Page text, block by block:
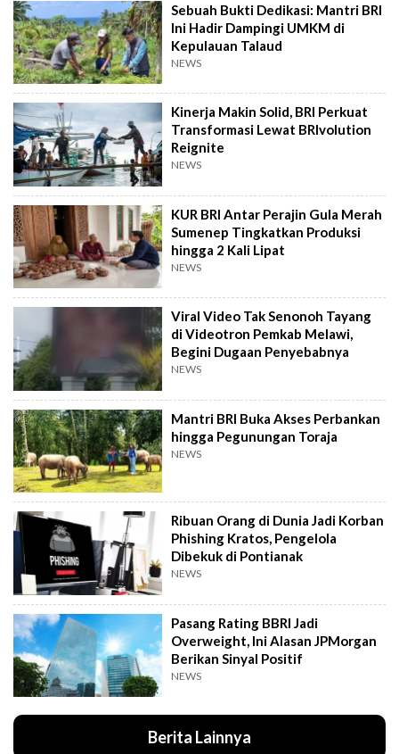
Sebuah Bukti Dedikasi: Mantri BRI
Ini Hadir Dampingi UMKM di
Kepulauan Talaud
NEWS
Kinerja Makin Solid, BRI Perkuat
Transformasi Lewat BRIvolution
Reignite
NEWS
KUR BRI Antar Perajin Gula Merah
Sumenep Tingkatkan Produksi
hingga 2 Kali Lipat
NEWS
Viral Video Tak Senonoh Tayang
di Videotron Pemkab Melawi,
Begini Dugaan Penyebabnya
NEWS
Mantri BRI Buka Akses Perbankan
hingga Pegunungan Toraja
NEWS
Ribuan Orang di Dunia Jadi Korban
Phishing Kratos, Pengelola
Dibekuk di Pontianak
NEWS
Pasang Rating BBRI Jadi
Overweight, Ini Alasan JPMorgan
Berikan Sinyal Positif
NEWS
Berita Lainnya